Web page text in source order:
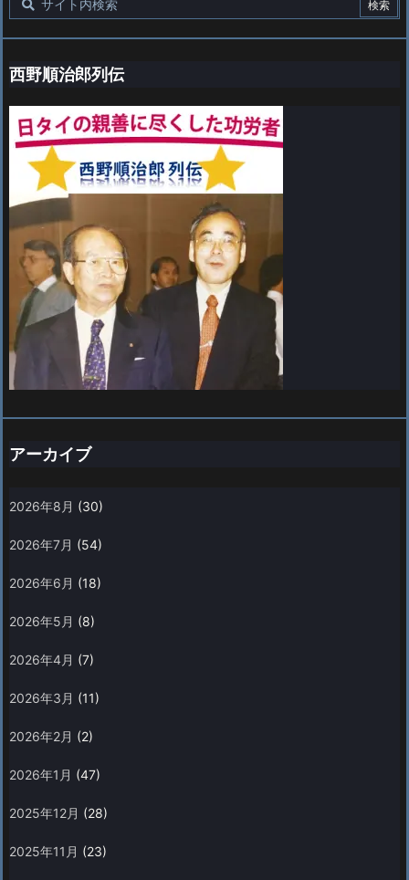
西野順治郎列伝
アーカイブ
2026年8月 (30)
2026年7月 (54)
2026年6月 (18)
2026年5月 (8)
2026年4月 (7)
2026年3月 (11)
2026年2月 (2)
2026年1月 (47)
2025年12月 (28)
2025年11月 (23)